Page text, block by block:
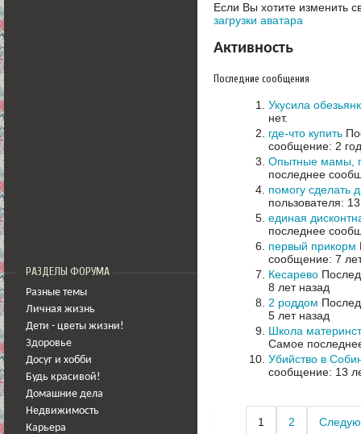
РАЗДЕЛЫ ФОРУМА
Разные темы
Личная жизнь
Дети - цветы жизни!
Здоровье
Досуг и хобби
Будь красивой!
Домашние дела
Недвижимость
Карьера
Если Вы хотите изменить
загрузки аватара
Активность
Последние сообщения
Укусила
нет.
где-что купить
сообщение: 2
Опытные мамы,
последнее
помогу сделать
пользователя:
единая
последнее
первый прикорм
сообщение: 7
Кесарево
8 лет назад
2 роддом
5 лет назад
Школа
Самое
Убийство в
сообщение: 13
1 2